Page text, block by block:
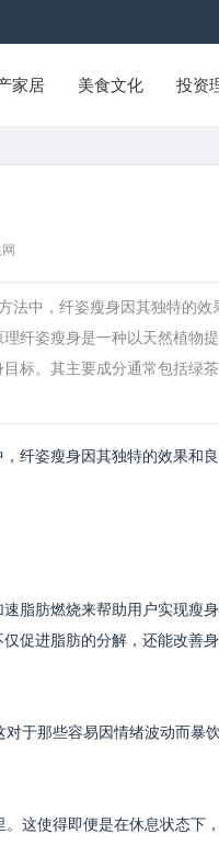
家居 美食文化 投资
法中，纤姿瘦身因其独特的效
纤姿瘦身是一种以天然植物
标。其主要成分通常包括绿
纤姿瘦身因其独特的效果和
脂肪燃烧来帮助用户实现瘦身
促进脂肪的分解，还能改善
于那些容易因情绪波动而暴
这使得即便是在休息状态下